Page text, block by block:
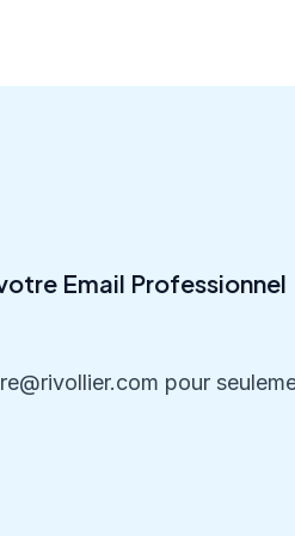
Email Professionnel
pour